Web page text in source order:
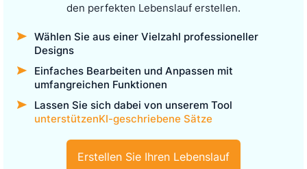
den perfekten Lebenslauf erstellen.
Wählen Sie aus einer Vielzahl professioneller
Designs
Einfaches Bearbeiten und Anpassen mit
umfangreichen Funktionen
Lassen Sie sich dabei von unserem Tool
unterstützenKI-geschriebene Sätze
Erstellen Sie Ihren Lebenslauf